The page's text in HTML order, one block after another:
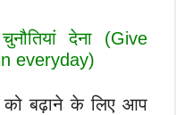
देना (Give
everyday)
को बढ़ाने के लिए आप